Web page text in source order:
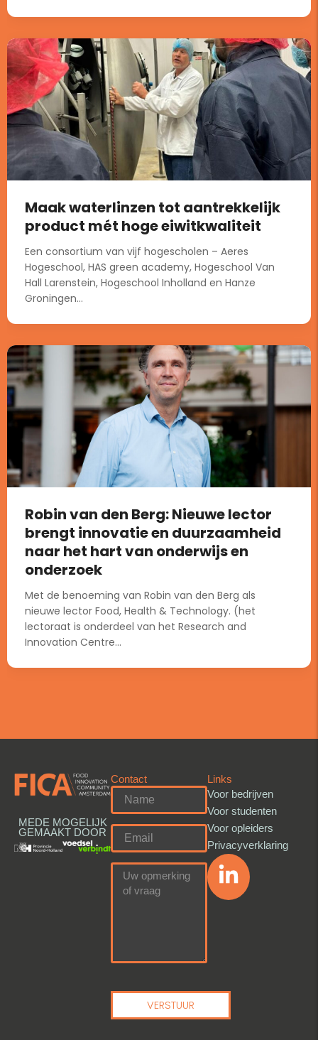
Maak waterlinzen tot aantrekkelijk
product mét hoge eiwitkwaliteit
Een consortium van vijf hogescholen – Aeres
Hogeschool, HAS green academy, Hogeschool Van
Hall Larenstein, Hogeschool Inholland en Hanze
Groningen...
Robin van den Berg: Nieuwe lector
brengt innovatie en duurzaamheid
naar het hart van onderwijs en
onderzoek
Met de benoeming van Robin van den Berg als
nieuwe lector Food, Health & Technology. (het
lectoraat is onderdeel van het Research and
Innovation Centre...
MEDE MOGELIJK
GEMAAKT DOOR
Contact
VERSTUUR
Links
Voor bedrijven
Voor studenten
Voor opleiders
Privacyverklaring